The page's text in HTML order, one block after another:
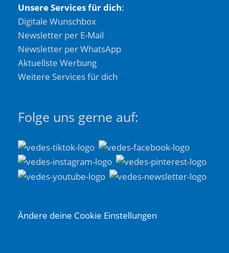
Unsere Services für dich:
Digitale Wunschbox
Newsletter per E-Mail
Newsletter per WhatsApp
Aktuellste Werbung
Weitere Services für dich
Folge uns gerne auf:
Ändere deine Cookie Einstellungen